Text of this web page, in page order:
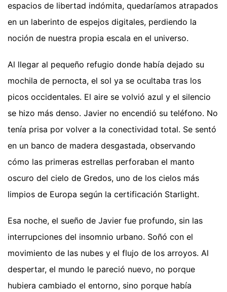
espacios de libertad indómita, quedaríamos atrapados
en un laberinto de espejos digitales, perdiendo la
noción de nuestra propia escala en el universo.
Al llegar al pequeño refugio donde había dejado su
mochila de pernocta, el sol ya se ocultaba tras los
picos occidentales. El aire se volvió azul y el silencio
se hizo más denso. Javier no encendió su teléfono. No
tenía prisa por volver a la conectividad total. Se sentó
en un banco de madera desgastada, observando
cómo las primeras estrellas perforaban el manto
oscuro del cielo de Gredos, uno de los cielos más
limpios de Europa según la certificación Starlight.
Esa noche, el sueño de Javier fue profundo, sin las
interrupciones del insomnio urbano. Soñó con el
movimiento de las nubes y el flujo de los arroyos. Al
despertar, el mundo le pareció nuevo, no porque
hubiera cambiado el entorno, sino porque había